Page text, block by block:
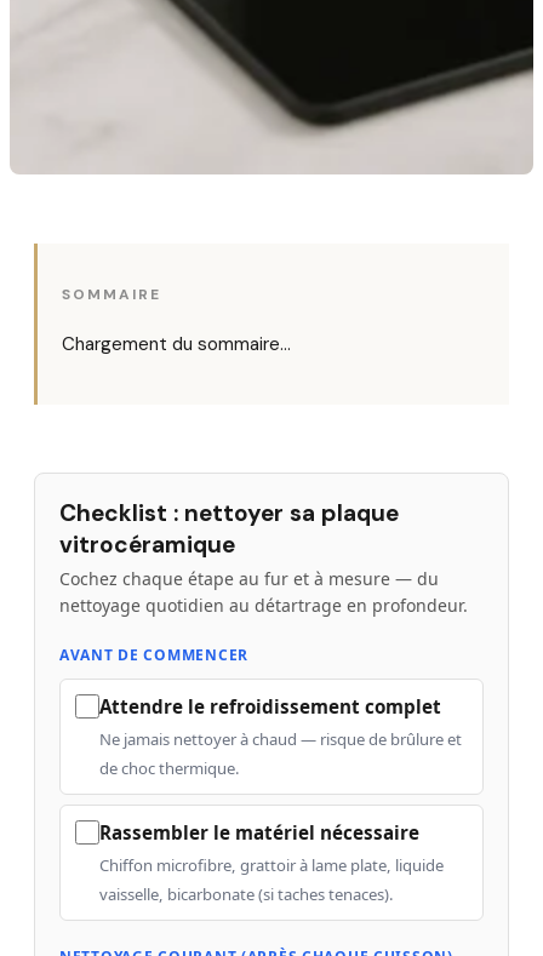
SOMMAIRE
Chargement du sommaire…
Checklist : nettoyer sa plaque
vitrocéramique
Cochez chaque étape au fur et à mesure — du
nettoyage quotidien au détartrage en profondeur.
AVANT DE COMMENCER
Attendre le refroidissement complet
Ne jamais nettoyer à chaud — risque de brûlure et
de choc thermique.
Rassembler le matériel nécessaire
Chiffon microfibre, grattoir à lame plate, liquide
vaisselle, bicarbonate (si taches tenaces).